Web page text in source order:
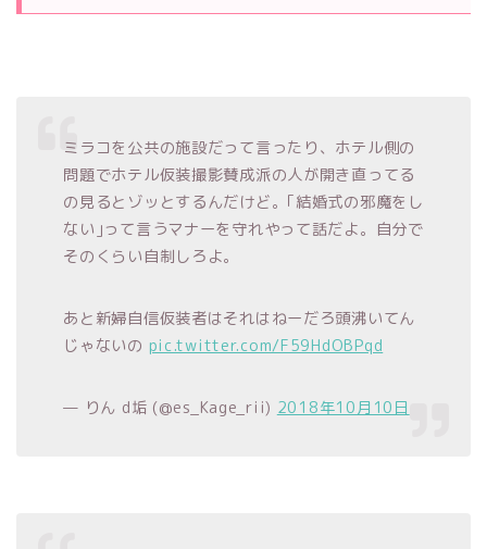
ミラコを公共の施設だって言ったり、ホテル側の
問題でホテル仮装撮影賛成派の人が開き直ってる
の見るとゾッとするんだけど。｢結婚式の邪魔をし
ない｣って言うマナーを守れやって話だよ。自分で
そのくらい自制しろよ。
あと新婦自信仮装者はそれはねーだろ頭沸いてん
じゃないの pic.twitter.com/F59HdOBPqd
— りん d垢 (@es_Kage_rii) 2018年10月10日